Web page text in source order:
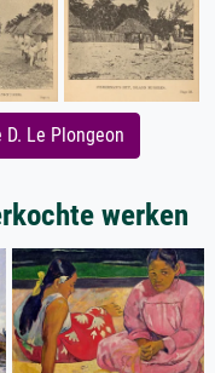
Le Plongeon
werken